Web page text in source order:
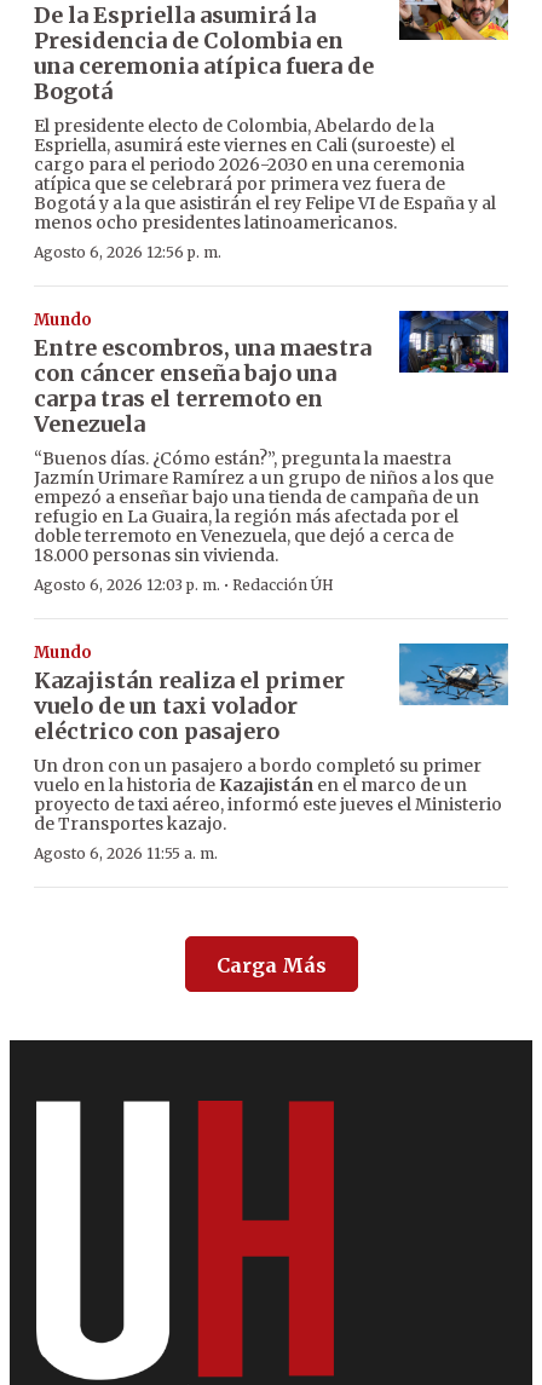
De la Espriella asumirá la
Presidencia de Colombia en
una ceremonia atípica fuera de
Bogotá
El presidente electo de Colombia, Abelardo de la
Espriella, asumirá este viernes en Cali (suroeste) el
cargo para el periodo 2026-2030 en una ceremonia
atípica que se celebrará por primera vez fuera de
Bogotá y a la que asistirán el rey Felipe VI de España y al
menos ocho presidentes latinoamericanos.
Agosto 6, 2026 12:56 p. m.
Mundo
Entre escombros, una maestra
con cáncer enseña bajo una
carpa tras el terremoto en
Venezuela
“Buenos días. ¿Cómo están?”, pregunta la maestra
Jazmín Urimare Ramírez a un grupo de niños a los que
empezó a enseñar bajo una tienda de campaña de un
refugio en La Guaira, la región más afectada por el
doble terremoto en Venezuela, que dejó a cerca de
18.000 personas sin vivienda.
Agosto 6, 2026 12:03 p. m. · Redacción ÚH
Mundo
Kazajistán realiza el primer
vuelo de un taxi volador
eléctrico con pasajero
Un dron con un pasajero a bordo completó su primer
vuelo en la historia de Kazajistán en el marco de un
proyecto de taxi aéreo, informó este jueves el Ministerio
de Transportes kazajo.
Agosto 6, 2026 11:55 a. m.
Carga Más